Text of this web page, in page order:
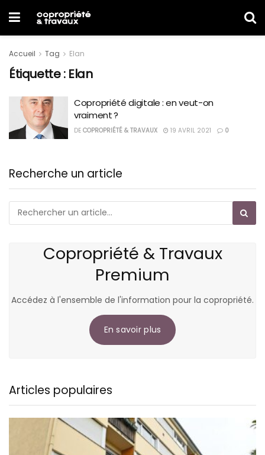
Accueil Tag Elan
Étiquette : Elan
Copropriété digitale : en veut-on
vraiment ?
DE COPROPRIÉTÉ & TRAVAUX 19 AVRIL 2021 0
Recherche un article
Copropriété & Travaux
Premium
Accédez à l'ensemble de l'information pour la copropriété.
En savoir plus
Articles populaires